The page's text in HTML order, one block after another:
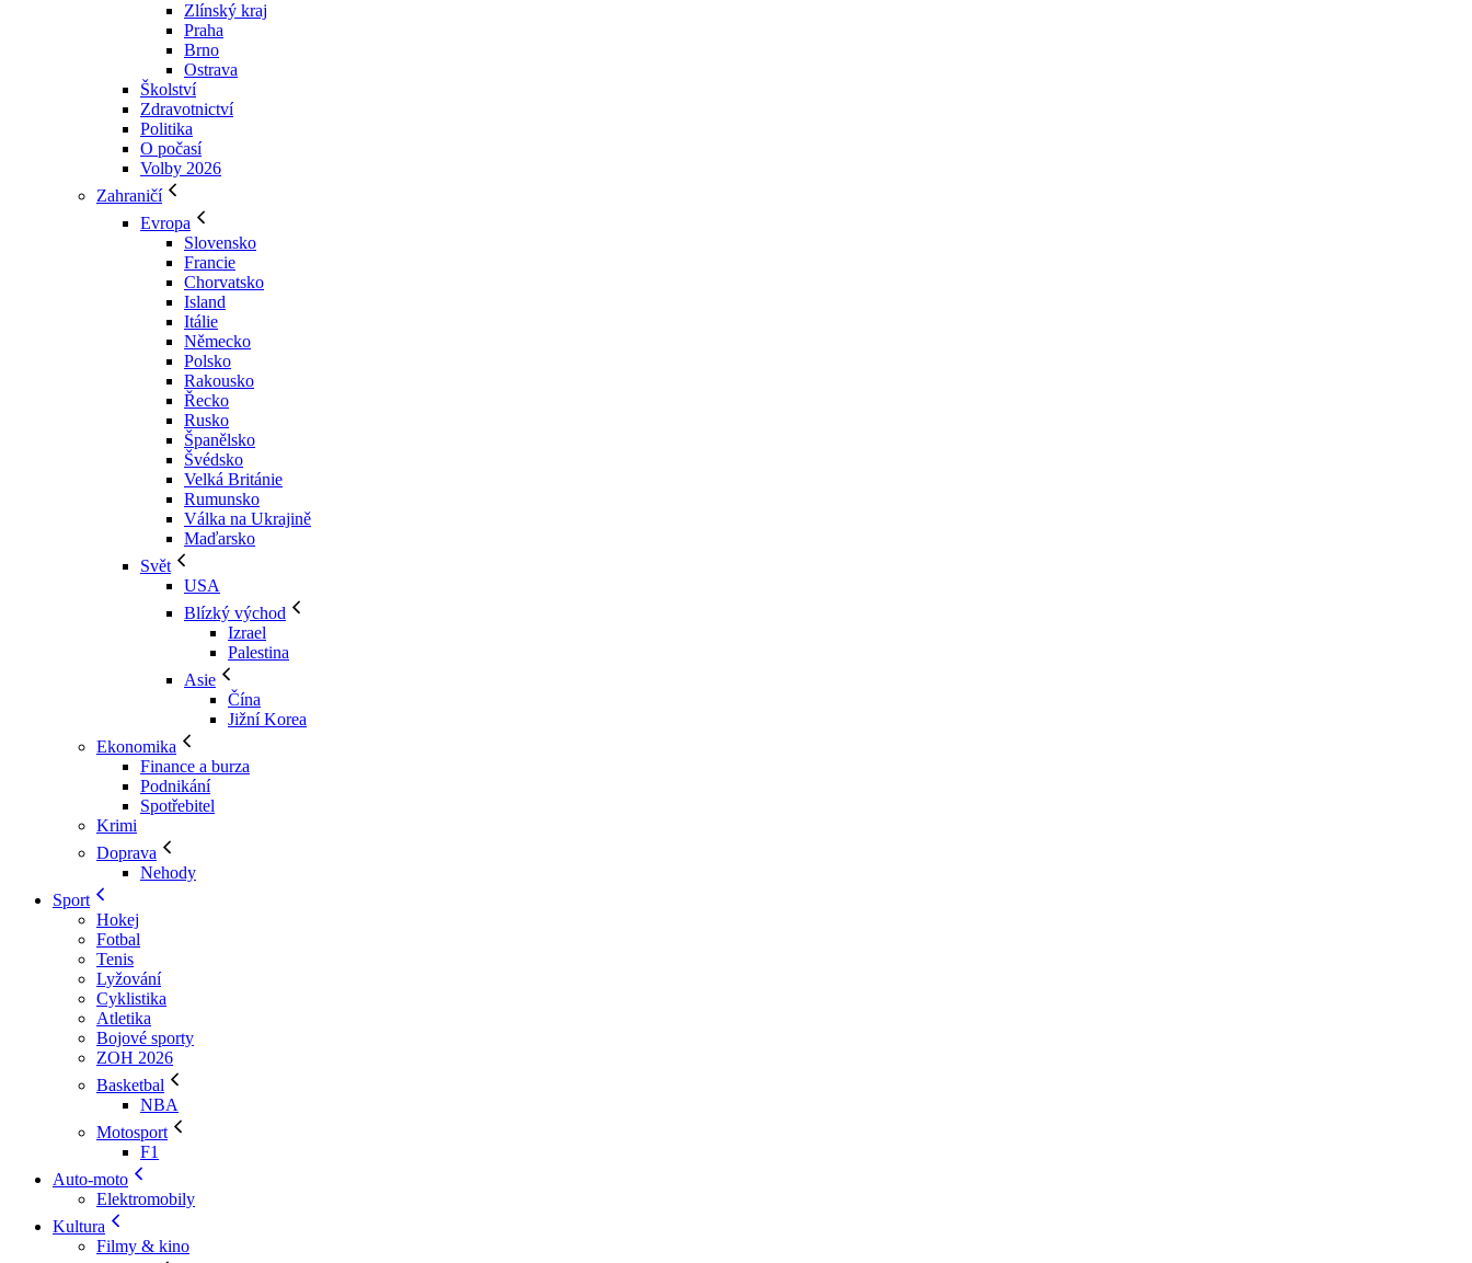
Zlínský kraj
Praha
Brno
Ostrava
Školství
Zdravotnictví
Politika
O počasí
Volby 2026
Zahraničí
Evropa
Slovensko
Francie
Chorvatsko
Island
Itálie
Německo
Polsko
Rakousko
Řecko
Rusko
Španělsko
Švédsko
Velká Británie
Rumunsko
Válka na Ukrajině
Maďarsko
Svět
USA
Blízký východ
Izrael
Palestina
Asie
Čína
Jižní Korea
Ekonomika
Finance a burza
Podnikání
Spotřebitel
Krimi
Doprava
Nehody
Sport
Hokej
Fotbal
Tenis
Lyžování
Cyklistika
Atletika
Bojové sporty
ZOH 2026
Basketbal
NBA
Motosport
F1
Auto-moto
Elektromobily
Kultura
Filmy & kino